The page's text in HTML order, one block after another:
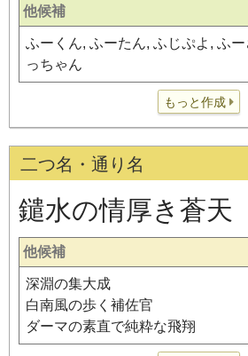
他候補
ふーくん, ふーたん, ふじぷよ, ふ
っちゃん
もっと作成
二つ名・通り名
鑓水の情厚き蒼天
他候補
深淵の集大成
白南風の歩く補佐官
ダーマの素直で純粋な飛翔